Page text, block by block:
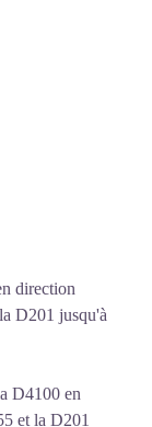
direction
D201 jusqu'à
D4100 en
et la D201